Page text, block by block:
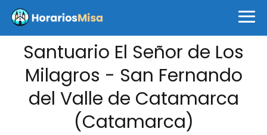
Santuario El Señor de Los
Milagros - San Fernando
del Valle de Catamarca
(Catamarca)